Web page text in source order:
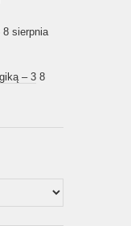
8 sierpnia
– 3 8